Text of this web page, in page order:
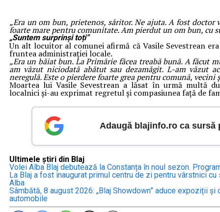
„Era un om bun, prietenos, săritor. Ne ajuta. A fost doctor
foarte mare pentru comunitate. Am pierdut un om bun, cu
„Suntem surprinși toți”
Un alt locuitor al comunei afirmă că Vasile Sevestrean
fruntea administrației locale.
„Era un băiat bun. La Primărie făcea treabă bună. A făcut
am văzut niciodată abătut sau dezamăgit. L-am văzut
neregulă. Este o pierdere foarte grea pentru comună, vecini
Moartea lui Vasile Sevestrean a lăsat în urmă multă
localnici și-au exprimat regretul și compasiunea față de
Adaugă blajinfo.ro ca sursă
Ultimele știri din Blaj
Volei Alba Blaj debutează la Constanța în noul sezon.
La Blaj a fost inaugurat primul centru de zi pentru vârstnici
Alba
Sâmbătă, 8 august 2026: „Blaj Showdown” aduce expoziții
automobile